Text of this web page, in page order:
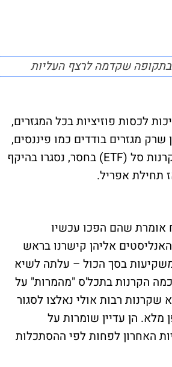
בתקופה שקדמה לרצף העליות
לכסות פוזיציות בכל המגזרים,
שרק מגזרים בודדים כמו פיננסים,
מוצרי יסוד ותקשורת נרשמו כמופסדים נטו. גם מכשירי גידור, כמו קרנות סל (ETF) בחסר, נסגרו בהיקף
תחילת אפריל.
אומרת שהם הפכו עכשיו
אליהן קישרנו בראש
בסך הכול – עלתה לשיא
הקרנות בתכל'ס "מהמרות" על
רבות אולי נאלצו לסגור
הן עדיין שומרות על
האחרון לפחות לפי ההסתכלות